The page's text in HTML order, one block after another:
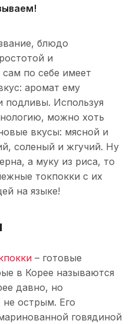
блюдо
и
по себе имеет
аромат ему
подливы. Используя
можно хоть
вкусы: мясной и
соленый и жгучий. Ну
а муку из риса, то
токпокки с их
на языке!
– готовые
в Корее называются
давно, но
острым. Его
говядиной